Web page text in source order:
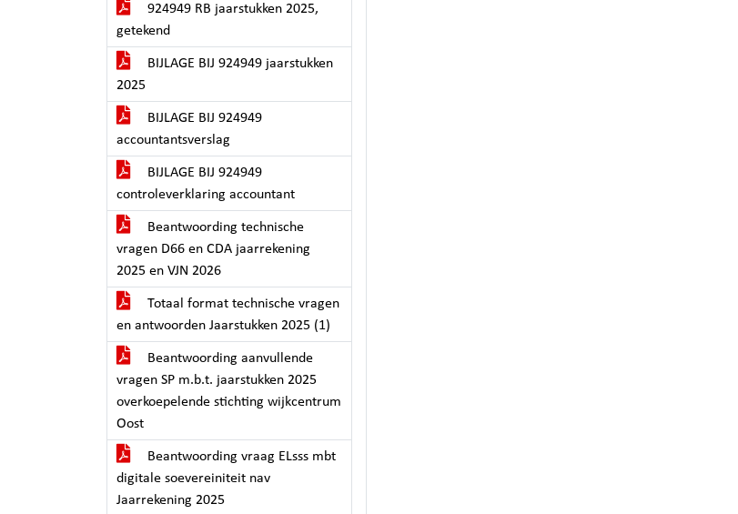
924949 RB jaarstukken 2025,
getekend
BIJLAGE BIJ 924949 jaarstukken
2025
BIJLAGE BIJ 924949
accountantsverslag
BIJLAGE BIJ 924949
controleverklaring accountant
Beantwoording technische
vragen D66 en CDA jaarrekening
2025 en VJN 2026
Totaal format technische vragen
en antwoorden Jaarstukken 2025 (1)
Beantwoording aanvullende
vragen SP m.b.t. jaarstukken 2025
overkoepelende stichting wijkcentrum
Oost
Beantwoording vraag ELsss mbt
digitale soevereiniteit nav
Jaarrekening 2025